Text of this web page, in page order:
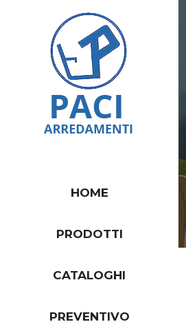
HOME
PRODOTTI
CATALOGHI
PREVENTIVO